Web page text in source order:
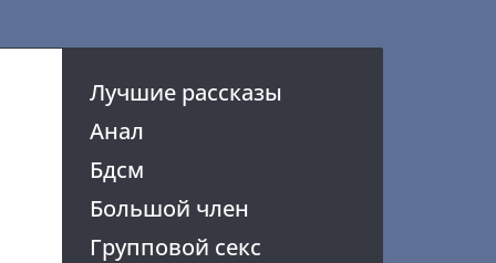
Лучшие рассказы
Анал
Бдсм
Большой член
Групповой секс